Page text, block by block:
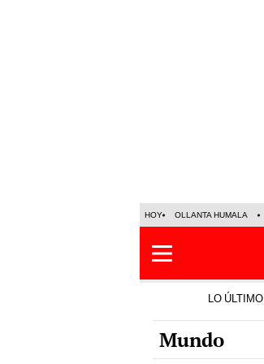
HOY OLLANTA HUMALA
LO ÚLTIMO
Mundo